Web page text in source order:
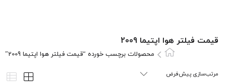
قیمت فیلتر هوا اپتیما 2009
محصولات برچسب خورده “قیمت فیلتر هوا اپتیما 2009”